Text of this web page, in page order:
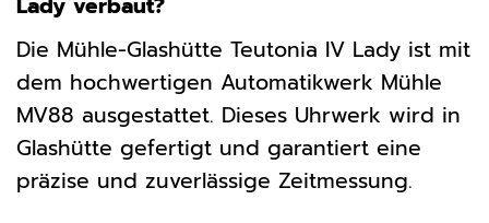
Lady verbaut?
Die Mühle-Glashütte Teutonia IV Lady ist mit
dem hochwertigen Automatikwerk Mühle
MV88 ausgestattet. Dieses Uhrwerk wird in
Glashütte gefertigt und garantiert eine
präzise und zuverlässige Zeitmessung.